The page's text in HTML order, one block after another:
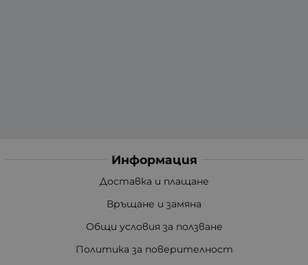
Информация
Доставка и плащане
Връщане и замяна
Общи условия за ползване
Политика за поверителност